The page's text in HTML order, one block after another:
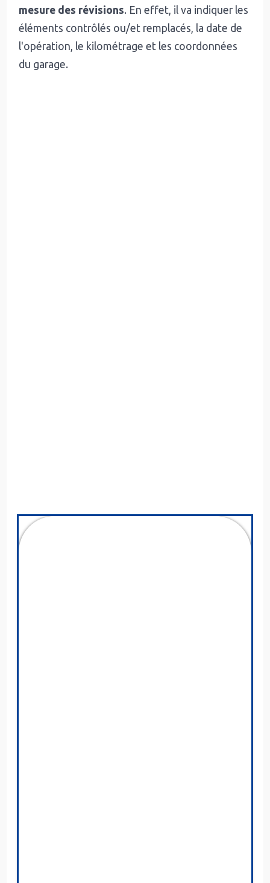
mesure des révisions. En effet, il va indiquer les
éléments contrôlés ou/et remplacés, la date de
l'opération, le kilométrage et les coordonnées
du garage.